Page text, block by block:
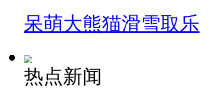
呆萌大熊猫滑雪取乐
热点新闻